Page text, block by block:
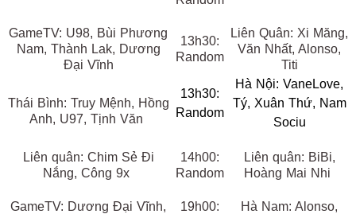
GameTV: U98, Bùi Phương
Nam, Thành Lak, Dương
Đại Vĩnh
13h30:
Random
Liên Quân: Xi Măng,
Văn Nhất, Alonso,
Titi
Thái Bình: Truy Mệnh, Hồng
Anh, U97, Tịnh Văn
13h30:
Random
Hà Nội: VaneLove,
Tý, Xuân Thứ, Nam
Sociu
Liên quân: Chim Sẻ Đi
Nắng, Công 9x
14h00:
Random
Liên quân: BiBi,
Hoàng Mai Nhi
GameTV: Dương Đại Vĩnh,
19h00:
Hà Nam: Alonso,